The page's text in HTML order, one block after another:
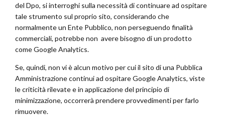
del Dpo, si interroghi sulla necessità di continuare ad ospitare
tale strumento sul proprio sito, considerando che
normalmente un Ente Pubblico, non perseguendo finalità
commerciali, potrebbe non avere bisogno di un prodotto
come Google Analytics.
Se, quindi, non vi è alcun motivo per cui il sito di una Pubblica
Amministrazione continui ad ospitare Google Analytics, viste
le criticità rilevate e in applicazione del principio di
minimizzazione, occorrerà prendere provvedimenti per farlo
rimuovere.